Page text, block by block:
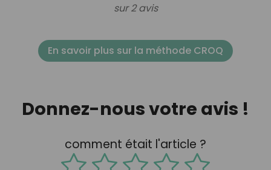
sur 2 avis
En savoir plus sur la méthode CROQ
Donnez-nous votre avis !
comment était l'article ?